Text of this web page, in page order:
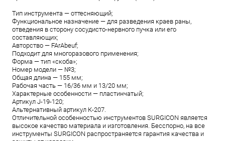
Тип инструмента — оттесняющий;
Функциональное назначение — для разведения краев раны,
отведения в сторону сосудисто-нервного пучка или его
составляющих;
Aвторство — FArAbeuf;
Подходит для многоразового применения;
Форма — тип «скоба»;
Номер модели — №3;
Общая длина — 155 мм;
Рабочая часть — 16/36 мм и 13/20 мм;
Характерные особенности — пластинчатый;
Aртикул J-19-120;
Aльтернативный артикул К-207.
Отличительной особенностью инструментов SURGICON является
высокое качество материала и изготовления. Бесспорно, на все
инструменты SURGICON распространяется гарантия качества и